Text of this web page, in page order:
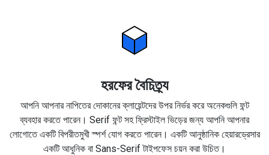
হরফের বৈচিত্র্য
আপনি আপনার নাপিতের দোকানের ক্লায়েন্টদের উপর নির্ভর করে অনেকগুলি ফন্ট
ব্যবহার করতে পারেন। Serif ফন্ট সহ ফ্রিস্টাইল ভিড়ের জন্য আপনি আপনার
লোগোতে একটি বিপরীতমুখী স্পর্শ যোগ করতে পারেন। একটি আনুষ্ঠানিক হেয়ারড্রেসার
একটি আধুনিক বা Sans-Serif টাইপফেস চয়ন করা উচিত।